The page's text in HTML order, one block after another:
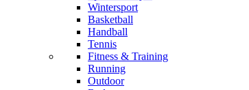
Wintersport
Basketball
Handball
Tennis
Fitness & Training
Running
Outdoor